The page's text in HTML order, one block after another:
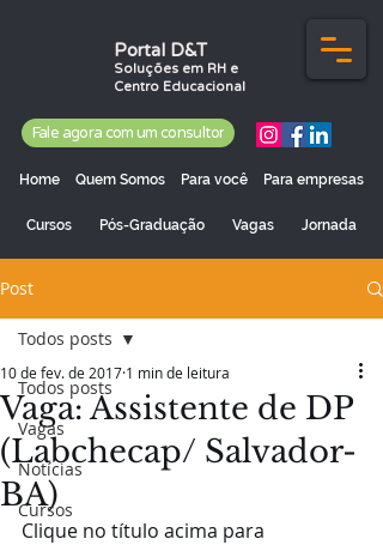
Portal D&T
Soluções em RH e
Centro Educacional
Fale agora com um consultor
Home Quem Somos Para você Para empresas
Cursos Pós-Graduação Vagas Jornada
Post
Todos posts
Vagas
Notícias
Cursos
Todos posts
Vaga: Assistente de DP
(Labchecap/ Salvador-
BA)
10 de fev. de 2017 1 min de leitura
Clique no título acima para